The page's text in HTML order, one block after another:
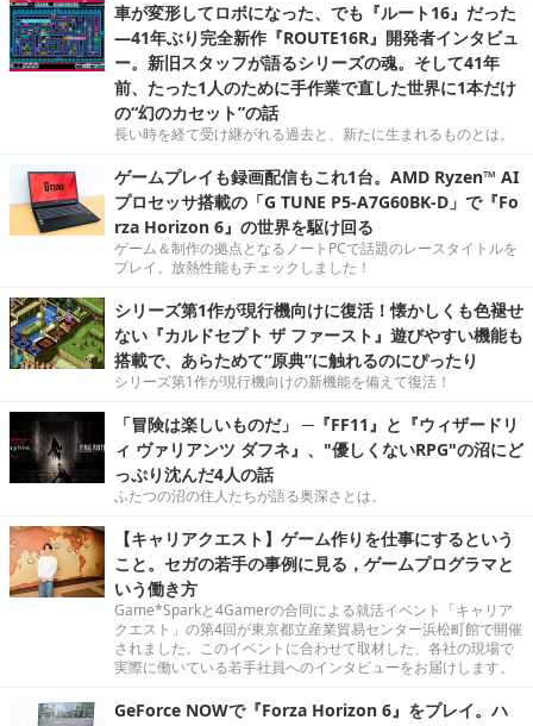
車が変形してロボになった、でも『ルート16』だった
―41年ぶり完全新作『ROUTE16R』開発者インタビュ
ー。新旧スタッフが語るシリーズの魂。そして41年
前、たった1人のために手作業で直した世界に1本だけ
の“幻のカセット”の話
長い時を経て受け継がれる過去と、新たに生まれるものとは。
ゲームプレイも録画配信もこれ1台。AMD Ryzen™ AI
プロセッサ搭載の「G TUNE P5-A7G60BK-D」で『Fo
rza Horizon 6』の世界を駆け回る
ゲーム＆制作の拠点となるノートPCで話題のレースタイトルを
プレイ。放熱性能もチェックしました！
シリーズ第1作が現行機向けに復活！懐かしくも色褪せ
ない『カルドセプト ザ ファースト』遊びやすい機能も
搭載で、あらためて“原典”に触れるのにぴったり
シリーズ第1作が現行機向けの新機能を備えて復活！
「冒険は楽しいものだ」 ─『FF11』と『ウィザードリ
ィ ヴァリアンツ ダフネ』、"優しくないRPG"の沼にど
っぷり沈んだ4人の話
ふたつの沼の住人たちが語る奥深さとは。
【キャリアクエスト】ゲーム作りを仕事にするという
こと。セガの若手の事例に見る，ゲームプログラマと
いう働き方
Game*Sparkと4Gamerの合同による就活イベント「キャリア
クエスト」の第4回が東京都立産業貿易センター浜松町館で開催
されました。このイベントに合わせて取材した、各社の現場で
実際に働いている若手社員へのインタビューをお届けします。
GeForce NOWで『Forza Horizon 6』をプレイ。ハ